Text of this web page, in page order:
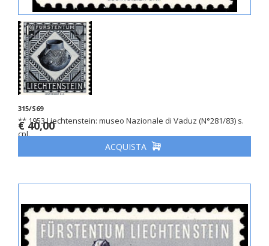
315/S69
** 1953 Liechtenstein: museo Nazionale di Vaduz (N°281/83) s.
cpl.
€ 40,00
ACQUISTA